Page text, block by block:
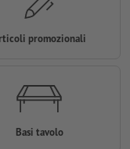
promozionali
Basi tavolo